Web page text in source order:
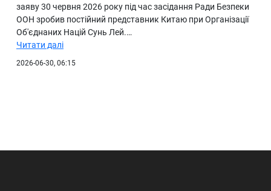
заяву 30 червня 2026 року під час засідання Ради Безпеки
ООН зробив постійний представник Китаю при Організації
Об'єднаних Націй Сунь Лей.…
Читати далі
2026-06-30, 06:15